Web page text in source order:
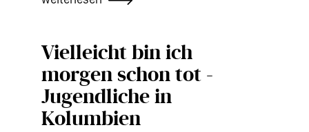
Vielleicht bin ich
morgen schon tot -
Jugendliche in
Kolumbien